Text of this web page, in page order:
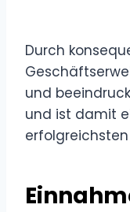
Durch
und
und ist damit